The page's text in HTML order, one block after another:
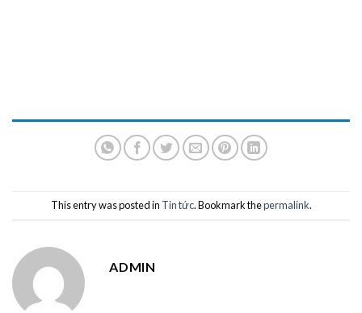
This entry was posted in Tin tức. Bookmark thepermalink.
ADMIN